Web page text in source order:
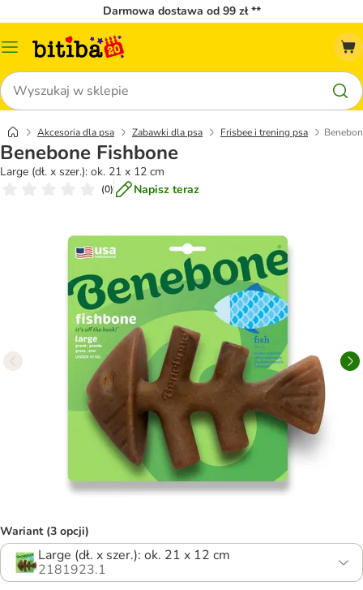
Darmowa dostawa od 99 zł **
Menu
Szukaj
Akcesoria dla psa Zabawki dla psa Frisbee i trening psa
Benebone Fishbone
Large (dł. x szer.): ok. 21 x 12 cm
(0) Napisz teraz
Wariant (3 opcji)
Large (dł. x szer.): ok. 21 x 12 cm
2181923.1